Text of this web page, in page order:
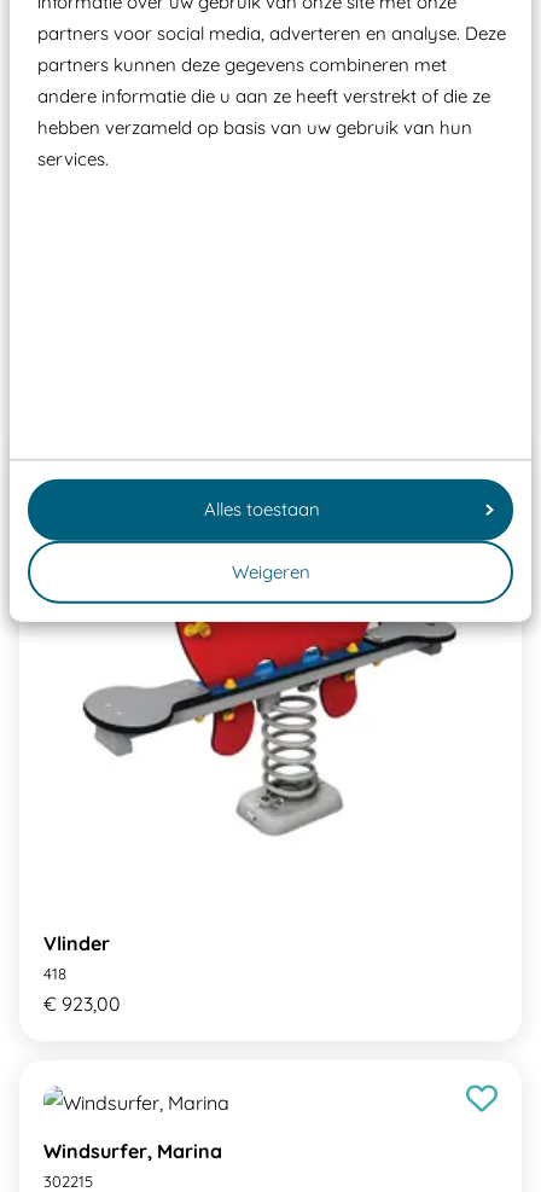
partners voor social media, adverteren en analyse. Deze
partners kunnen deze gegevens combineren met
andere informatie die u aan ze heeft verstrekt of die ze
hebben verzameld op basis van uw gebruik van hun
services.
Alles toestaan
Weigeren
valondergrond onder speeltoestellen verplicht is
zoals kunstgras, rubber tegels of boomschors?
Elk speeltoestel in de openbare ruimte voorzien
certificering, uitgegeven door een Nederlands
Vlinder
418
€ 923,00
Windsurfer, Marina
302215